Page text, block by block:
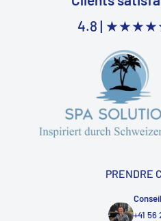
4.8 |
PRENDRE
+41 56